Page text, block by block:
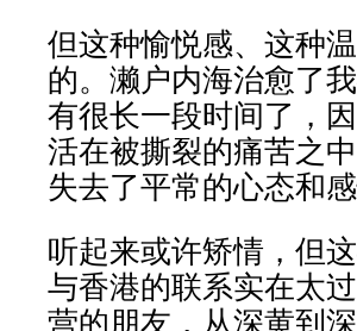
但这种愉悦感、这种
的。濑户内海治愈了
有很长一段时间了，
活在被撕裂的痛苦之
失去了平常的心态和感
听起来或许矫情，但
与香港的联系实在太
营的朋友，从深黄到